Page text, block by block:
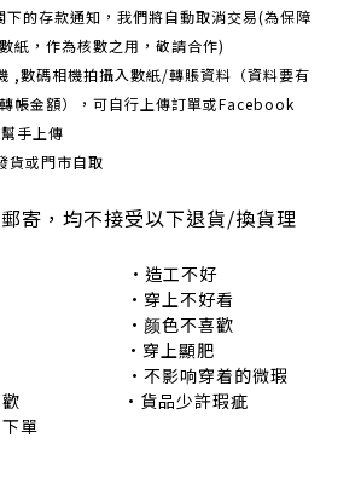
的存款通知，我們將自動取消交易(為保障
紙，作為核數之用，敬請合作)
,數碼相機拍攝入數紙/轉賬資料（資料要有
帳金額），可自行上傳訂單或Facebook
手上傳
貨或門市自取
寄，均不接受以下退貨/換貨理
•造工不好
服 •穿上不好看
差 •颜色不喜歡
亮 •穿上顯肥
•不影响穿着的微瑕
喜歡 •貨品少許瑕疵
單